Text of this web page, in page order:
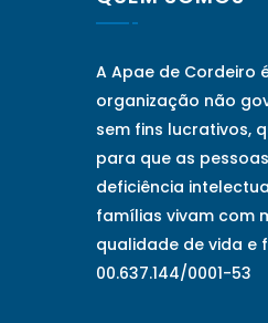
A Apae de Cordeiro
organização não
sem fins lucrativos,
para que as
deficiência
famílias vivam com
qualidade de vida e
00.637.144/0001-53